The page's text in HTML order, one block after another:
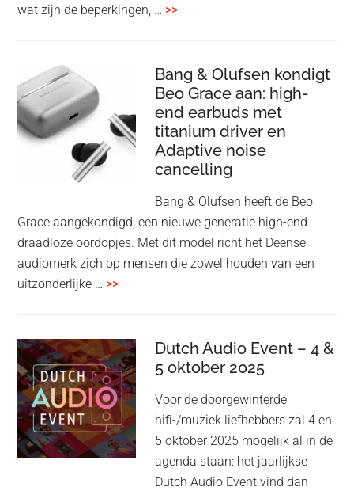
wat zijn de beperkingen, … >>overSpotify
nu
ook
in
‘lossless’
kwaliteit
Bang & Olufsen kondigt
Beo Grace aan: high-
end earbuds met
titanium driver en
Adaptive noise
cancelling
Bang & Olufsen heeft de Beo
Grace aangekondigd, een nieuwe generatie high-end
draadloze oordopjes. Met dit model richt het Deense
audiomerk zich op mensen die zowel houden van een
uitzonderlijke … >>overBang
kondigt
Beo
Grace
aan:
high-
end
earbuds
Dutch Audio Event – 4 &
5 oktober 2025
Voor de doorgewinterde
hifi-/muziek liefhebbers zal 4 en
5 oktober 2025 mogelijk al in de
agenda staan: het jaarlijkse
Dutch Audio Event vind dan